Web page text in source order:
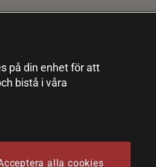
på din enhet för att
bistå i våra
alla cookies